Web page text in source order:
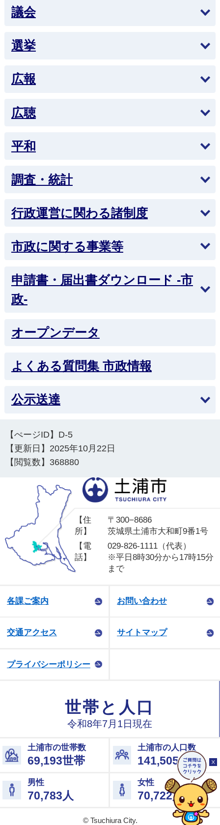
みんなの質問でつちまるチャットボットを育てよ
う！
2026年3月3日
物価高騰対応重点支援地方創生臨時交付金活用事
業（令和7年度第7回土浦市一般会計補正予算）
2026年2月1日
土浦市カスタマーハラスメントに対する基本方針
自動音声による案内について
通話録音の開始について
公の施設の指定管理者候補者の選定結果について
2025年11月25日
ます
ふるさと納税で「令和6年版ふるさと本舗アワー
2025年2月3日
業（令和6年度第6回土浦市一般会計補正予算）
議会
選挙
広報
広聴
平和
調査・統計
行政運営に関わる諸制度
市政に関する事業等
申請書・届出書ダウンロード -市
政-
オープンデータ
よくある質問集 市政情報
公示送達
【ぺージID】 D-5
【更新日】 2025年10月22日
【閲覧数】 368880
【住
所】
〒300−8686
茨城県土浦市大和町9番1号
【電
話】
029-826-1111（代表）
※平日8時30分から17時15分
まで
各課ご案内 お問い合わせ
交通アクセス サイトマップ
プライバシーポリシー
© Tsuchiura City.